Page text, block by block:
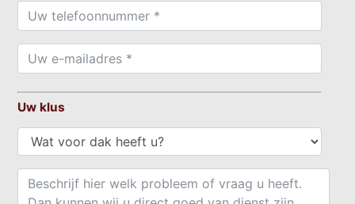
Uw klus